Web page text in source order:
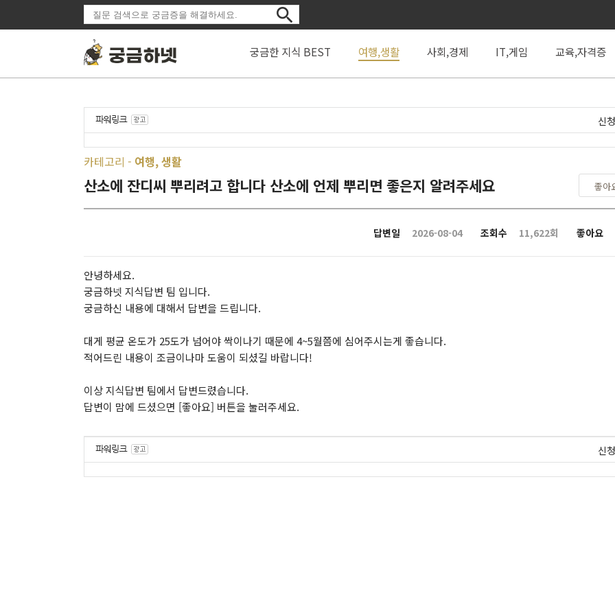
궁금한 지식 BEST 여행,생활 사회,경제 IT,게임 교육,자격증
신
카테고리 - 여행, 생활
산소에 잔디씨 뿌리려고 합니다 산소에 언제 뿌리면 좋은지 알려주세요 좋아
답변일 2026-08-04 조회수 11,622회 좋아요
안녕하세요.
궁금하넷 지식답변 팀 입니다.
궁금하신 내용에 대해서 답변을 드립니다.
대게 평균 온도가 25도가 넘어야 싹이나기 때문에 4~5월쯤에 심어주시는게 좋습니다.
적어드린 내용이 조금이나마 도움이 되셨길 바랍니다!
이상 지식답변 팀에서 답변드렸습니다.
답변이 맘에 드셨으면 [좋아요] 버튼을 눌러주세요.
신